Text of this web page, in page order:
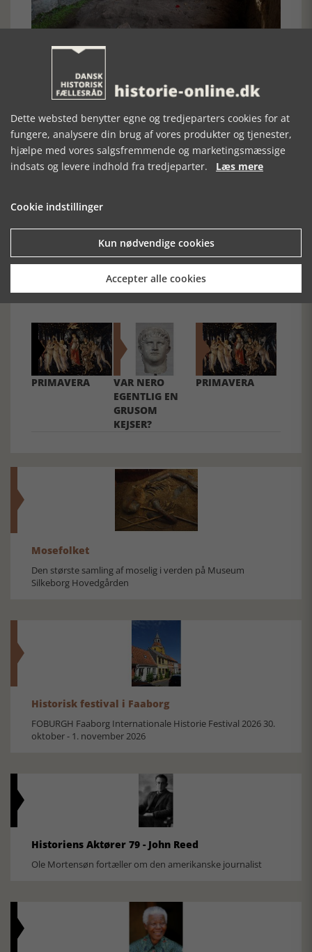
kommer ind på selve Forum Romanum
Vi andre kan så undre os over, at Cæsars eftermæle næsten
har skjult hans ambitioner om at blive diktator.
Erik Ingemann Sørensen
[Historie-online.dk, den 21. april 2021]
Forrige artikel
SE RELATEREDE ARTIKLER
PRIMAVERA
VAR NERO
EGENTLIG EN
GRUSOM
KEJSER?
PRIMAVERA
Mosefolket
Den største samling af moselig i verden på Museum
Silkeborg Hovedgården
Historisk festival i Faaborg
FOBURGH Faaborg Internationale Historie Festival 2026 30.
oktober - 1. november 2026
Historiens Aktører 79 - John Reed
Ole Mortensøn fortæller om den amerikanske journalist
Dette websted benytter egne og tredjeparters cookies for at
fungere, analysere din brug af vores produkter og tjenester,
hjælpe med vores salgsfremmende og marketingsmæssige
indsats og levere indhold fra tredjeparter. Læs mere
Cookie indstillinger
Kun nødvendige cookies
Accepter alle cookies